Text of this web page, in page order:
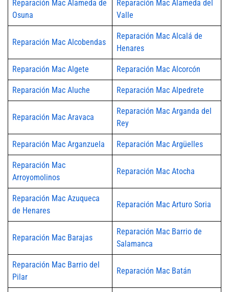
Reparación Mac Alameda de
Osuna
Reparación Mac Alameda del
Valle
Reparación Mac Alcobendas
Reparación Mac Alcalá de
Henares
Reparación Mac Algete Reparación Mac Alcorcón
Reparación Mac Aluche Reparación Mac Alpedrete
Reparación Mac Aravaca
Reparación Mac Arganda del
Rey
Reparación Mac Arganzuela Reparación Mac Argüelles
Reparación Mac
Arroyomolinos
Reparación Mac Atocha
Reparación Mac Azuqueca
de Henares
Reparación Mac Arturo Soria
Reparación Mac Barajas
Reparación Mac Barrio de
Salamanca
Reparación Mac Barrio del
Pilar
Reparación Mac Batán